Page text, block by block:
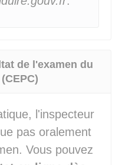
de l'examen du
l'inspecteur
pas oralement
Vous pouvez